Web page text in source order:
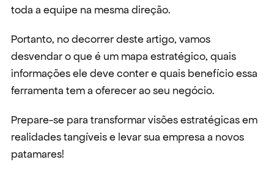
toda a equipe na mesma direção.
Portanto, no decorrer deste artigo, vamos
desvendar o que é um mapa estratégico, quais
informações ele deve conter e quais benefício essa
ferramenta tem a oferecer ao seu negócio.
Prepare-se para transformar visões estratégicas em
realidades tangíveis e levar sua empresa a novos
patamares!